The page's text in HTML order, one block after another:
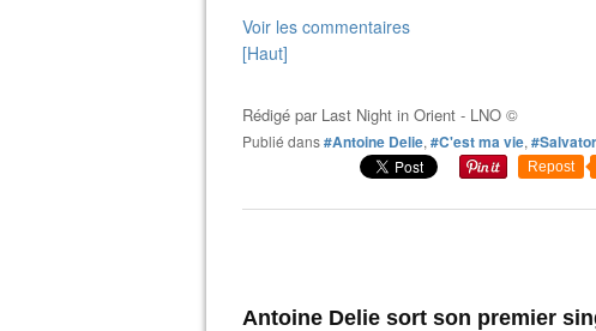
Voir les commentaires
[Haut]
Rédigé par Last Night in Orient - LNO ©
Publié dans#Antoine Delie, #C'est ma vie,
Repost
Antoine Delie sort son premier